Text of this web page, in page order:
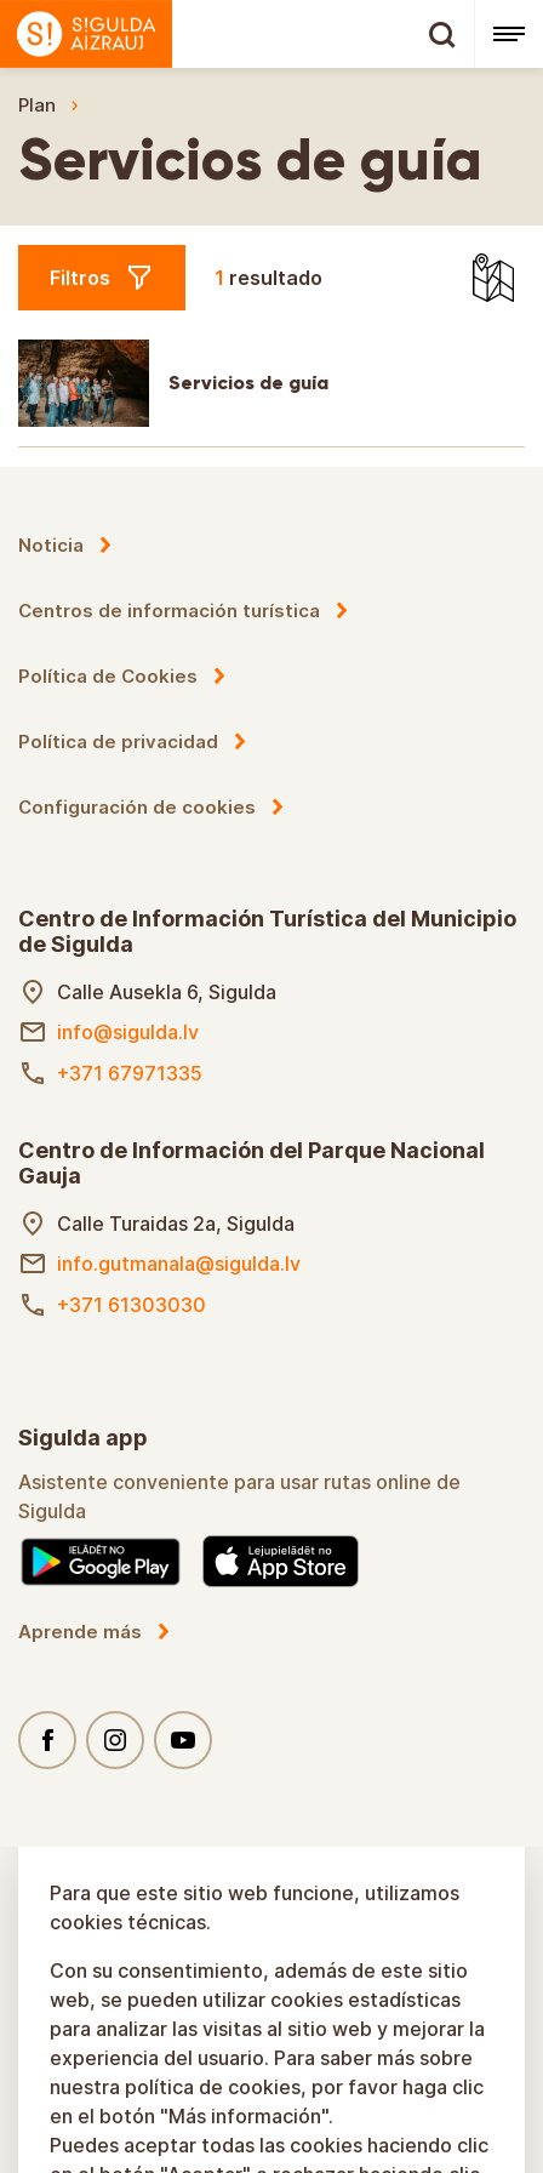
Plan
Servicios de guía
Filtros 1 resultado
Servicios de guía
Noticia
Centros de información turística
Política de Cookies
Política de privacidad
Configuración de cookies
Centro de Información Turística del Municipio
de Sigulda
Calle Ausekla 6, Sigulda
info@sigulda.lv
+371 67971335
Centro de Información del Parque Nacional
Gauja
Calle Turaidas 2a, Sigulda
info.gutmanala@sigulda.lv
+371 61303030
Sigulda app
Asistente conveniente para usar rutas online de
Sigulda
Aprende más
Para que este sitio web funcione, utilizamos
cookies técnicas.
Con su consentimiento, además de este sitio
web, se pueden utilizar cookies estadísticas
para analizar las visitas al sitio web y mejorar la
experiencia del usuario. Para saber más sobre
nuestra política de cookies, por favor haga clic
en el botón "Más información".
Puedes aceptar todas las cookies haciendo clic